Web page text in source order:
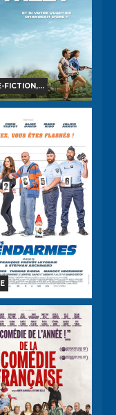
FICTION,...
et Infos
annonce
Réservation
TOUT PUBLIC VF
GENDARMES
Horaires et Infos
Bande-annonce
Réservation